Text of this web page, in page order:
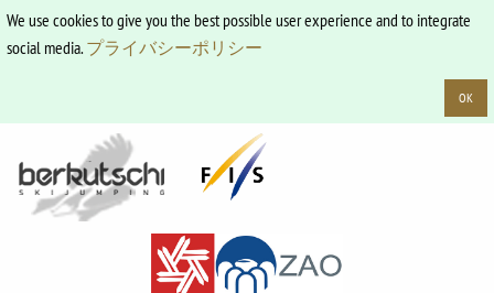
We use cookies to give you the best possible user experience and to integrate
social media.プライバシーポリシー
OK